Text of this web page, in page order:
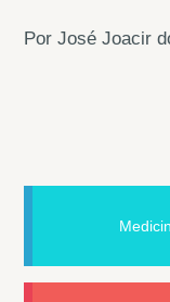
Por José Joacir